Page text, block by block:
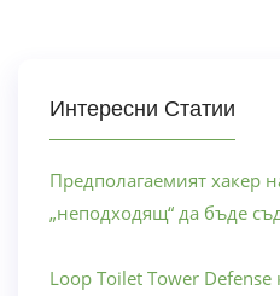
Интересни Статии
Предполагаемият хакер
„неподходящ“ да бъде
Loop Toilet Tower